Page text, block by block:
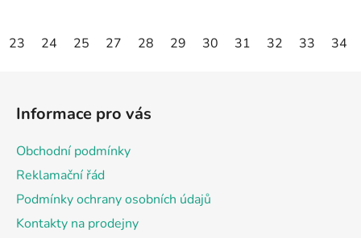
23 24 25 27 28 29 30 31 32 33 34
Informace pro vás
Obchodní podmínky
Reklamační řád
Podmínky ochrany osobních údajů
Kontakty na prodejny